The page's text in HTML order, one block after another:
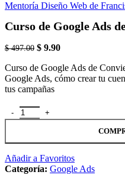
Mentoría Diseño Web de
Curso de Google Ads
$497.00 $ 9.90
Curso de Google Ads de
Google Ads, cómo crear tu
tus campañas
Añadir a Favoritos
Categoría: Google Ads